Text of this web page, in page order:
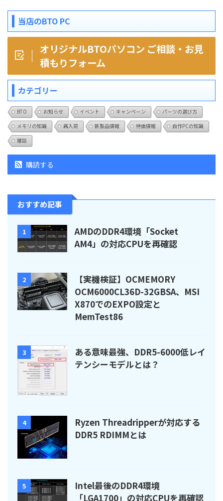
当店のBTO PC
オリジナルBTOパソコン ご相談・お見
積もりフォーム
カテゴリー
BTO お知らせ イベント キャンペーン
パーツの選び方
メモリの知識
再入荷 新製品情報 特価情報
自作PCの知識
雑談
購読する
おすすめ記事
1
AMDのDDR4環境「Socket
AM4」の対応CPUを再確認
2
【実機検証】OCMEMORY
OCM6000CL36D-32GBSA、MSI
X870でのEXPO設定と
MemTest86
3
ある意味最強、DDR5-6000低レイ
テンシーモデルとは？
4
Ryzen Threadripperが対応する
DDR5 RDIMMとは
5
Intel最後のDDR4環境
「LGA1700」の対応CPUを再確認